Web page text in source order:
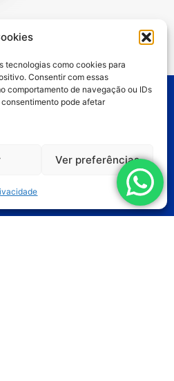
tecnologias como cookies para
Consentir com essas
comportamento de navegação ou IDs
pode afetar
Ver preferências